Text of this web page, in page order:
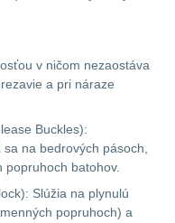
v ničom nezaostáva
a pri náraze
Buckles):
na bedrových pásoch,
batohov.
Slúžia na plynulú
popruhoch) a